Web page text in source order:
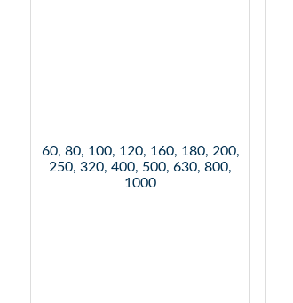
60, 80, 100, 120, 160, 180, 200,
250, 320, 400, 500, 630, 800,
1000